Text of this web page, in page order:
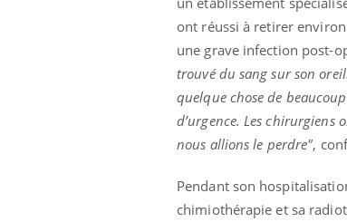
ont réussi à retirer
une grave infection post-
trouvé du sang sur son
quelque chose de
d’urgence. Les
nous allions le perdre",
Pendant son
chimiothérapie et sa
questions sur la maladie d'un proche